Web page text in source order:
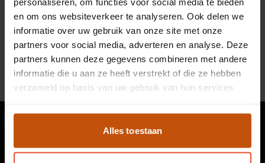
en om ons websiteverkeer te analyseren. Ook delen we
informatie over uw gebruik van onze site met onze
partners voor social media, adverteren en analyse. Deze
partners kunnen deze gegevens combineren met andere
informatie die u aan ze heeft verstrekt of die ze hebben
verzameld op basis van uw gebruik van hun services.
Alles toestaan
Alle merken